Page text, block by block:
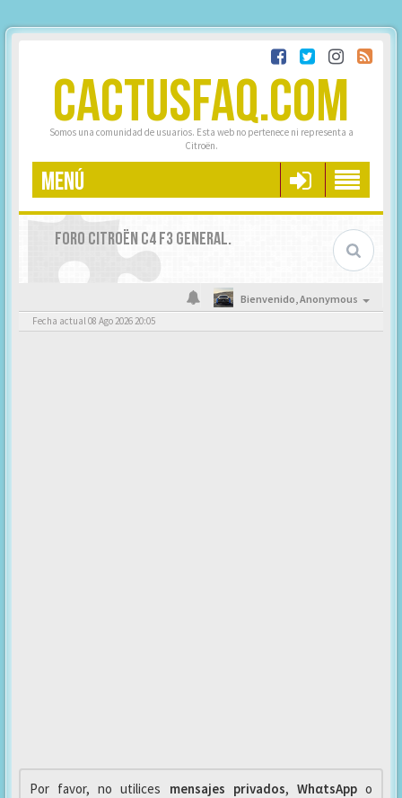
CACTUSFAQ.COM
Somos una comunidad de usuarios. Esta web no pertenece ni representa a
Citroën.
MENÚ
FORO CITROËN C4 F3 GENERAL.
Bienvenido,Anonymous
Fecha actual 08 Ago 2026 20:05
Por favor, no utilices mensajes privados, WhαtsAppo